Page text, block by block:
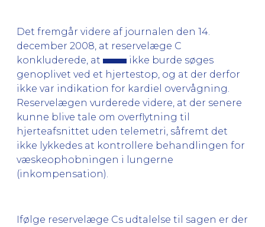
Det fremgår videre af journalen den 14.
december 2008, at reservelæge C
konkluderede, at
ikke burde søges
genoplivet ved et hjertestop, og at der derfor
ikke var indikation for kardiel overvågning.
Reservelægen vurderede videre, at der senere
kunne blive tale om overflytning til
hjerteafsnittet uden telemetri, såfremt det
ikke lykkedes at kontrollere behandlingen for
væskeophobningen i lungerne
(inkompensation).
Ifølge reservelæge Cs udtalelse til sagen er der